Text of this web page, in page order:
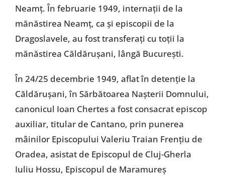
Neamţ. În februarie 1949, internaţii de la
mănăstirea Neamţ, ca şi episcopii de la
Dragoslavele, au fost transferaţi cu toţii la
mănăstirea Căldăruşani, lângă Bucureşti.
În 24/25 decembrie 1949, aflat în detenţie la
Căldăruşani, în Sărbătoarea Naşterii Domnului,
canonicul Ioan Chertes a fost consacrat episcop
auxiliar, titular de Cantano, prin punerea
mâinilor Episcopului Valeriu Traian Frenţiu de
Oradea, asistat de Episcopul de Cluj-Gherla
Iuliu Hossu, Episcopul de Maramureş